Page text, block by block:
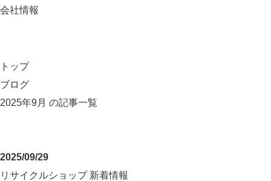
会社情報
トップ
ブログ
2025年9月 の記事一覧
2025/09/29
リサイクルショップ 新着情報